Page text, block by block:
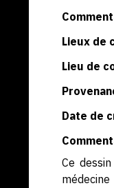
Lieux de
Lieu de
Date de
Ce